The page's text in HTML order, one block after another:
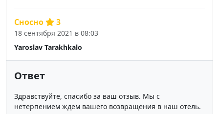
Yaroslav Tarakhkalo
Сносно 3
18 сентября 2021 в 08:03
Ответ
Здравствуйте, спасибо за ваш отзыв. Мы с
нетерпением ждем вашего возвращения в наш отель.